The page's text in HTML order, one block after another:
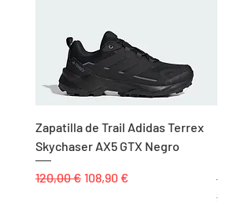
Zapatilla de Trail Adidas Terrex
Skychaser AX5 GTX Negro
Precio
120,00 € Precio de oferta
108,90 €
Precio
25,00 €